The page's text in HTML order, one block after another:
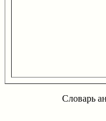
Словарь